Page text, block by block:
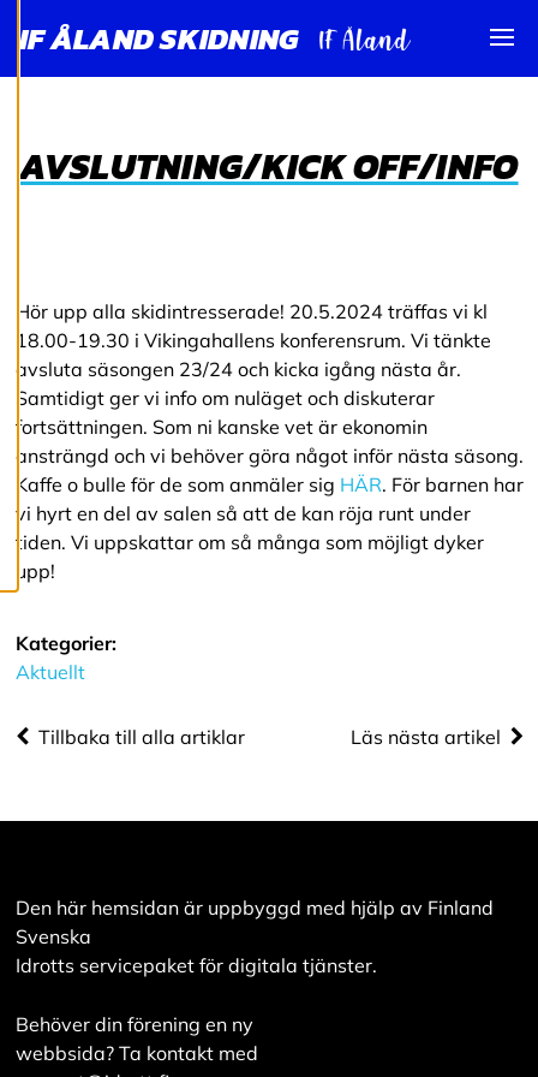
N
G
användarupplevelse
och personlig
service. Genom att
samtycka till
användningen av
cookies kan vi
utveckla en ännu
bättre tjänst och
tillhandahålla
innehåll som är
intressant för dig.
dina
cookiepreferenser
när som helst. Läs
d
i
g
e
a
c
o
IF ÅLAND SKIDNING
AVSLUTNING/KICK OFF/INFO
Hör upp alla skidintresserade! 20.5.2024 träffas vi kl
18.00-19.30 i Vikingahallens konferensrum. Vi tänkte
avsluta säsongen 23/24 och kicka igång nästa år.
Samtidigt ger vi info om nuläget och diskuterar
fortsättningen. Som ni kanske vet är ekonomin
ansträngd och vi behöver göra något inför nästa säsong.
Kaffe o bulle för de som anmäler sig HÄR. För barnen har
vi hyrt en del av salen så att de kan röja runt under
tiden. Vi uppskattar om så många som möjligt dyker
upp!
Kategorier:
Aktuellt
Tillbaka till alla artiklar Läs nästa artikel
Den här hemsidan är uppbyggd med hjälp av Finland
Svenska
Idrotts servicepaket för digitala tjänster.
Behöver din förening en ny
webbsida? Ta kontakt med